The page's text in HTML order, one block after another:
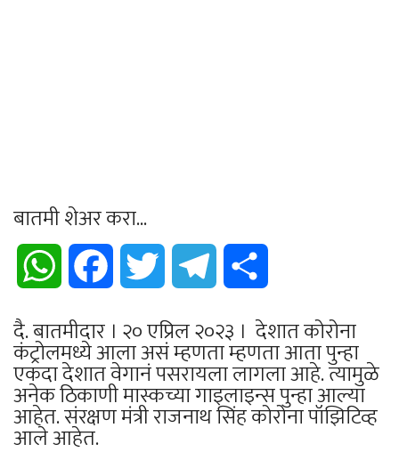
बातमी शेअर करा...
WhatsApp Facebook Twitter Telegram
दै. बातमीदार । २० एप्रिल २०२३ । देशात कोरोना
कंट्रोलमध्ये आला असं म्हणता म्हणता आता पुन्हा
एकदा देशात वेगानं पसरायला लागला आहे. त्यामुळे
अनेक ठिकाणी मास्कच्या गाइलाइन्स पुन्हा आल्या
आहेत. संरक्षण मंत्री राजनाथ सिंह कोरोना पॉझिटिव्ह
आले आहेत.